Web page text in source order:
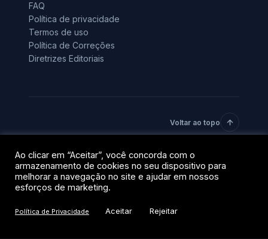
FAQ
Política de privacidade
Termos de uso
Política de Correções
Diretrizes Editoriais
Voltar ao topo
© 2026 BlockTrends · Uma vertical do grupo QR Capital.
Todos os direitos reservados.
PrivacidadeTermos
Ao clicar em “Aceitar”, você concorda com o
armazenamento de cookies no seu dispositivo para
melhorar a navegação no site e ajudar em nossos
esforços de marketing.
Política de Privacidade Aceitar Rejeitar